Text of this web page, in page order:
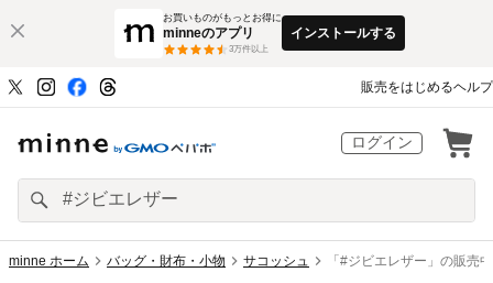
お買いものがもっとお得に
minneのアプリ
3万件以上
インストールする
販売をはじめるヘルプ
ログイン
minne ホーム バッグ・財布・小物 サコッシュ 「#ジビエレザー」の販売